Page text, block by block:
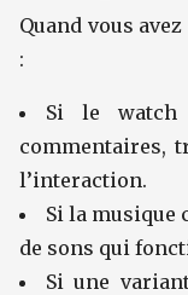
Quand vous
:
Si le watch
commentaires,
l’interaction.
Si la musique
de sons qui
Si une